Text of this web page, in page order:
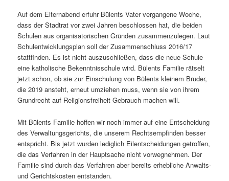
Auf dem Elternabend erfuhr Bülents Vater vergangene Woche,
dass der Stadtrat vor zwei Jahren beschlossen hat, die beiden
Schulen aus organisatorischen Gründen zusammenzulegen. Laut
Schulentwicklungsplan soll der Zusammenschluss 2016/17
stattfinden. Es ist nicht auszuschließen, dass die neue Schule
eine katholische Bekenntnisschule wird. Bülents Familie rätselt
jetzt schon, ob sie zur Einschulung von Bülents kleinem Bruder,
die 2019 ansteht, erneut umziehen muss, wenn sie von ihrem
Grundrecht auf Religionsfreiheit Gebrauch machen will.
Mit Bülents Familie hoffen wir noch immer auf eine Entscheidung
des Verwaltungsgerichts, die unserem Rechtsempfinden besser
entspricht. Bis jetzt wurden lediglich Eilentscheidungen getroffen,
die das Verfahren in der Hauptsache nicht vorwegnehmen. Der
Familie sind durch das Verfahren aber bereits erhebliche Anwalts-
und Gerichtskosten entstanden.